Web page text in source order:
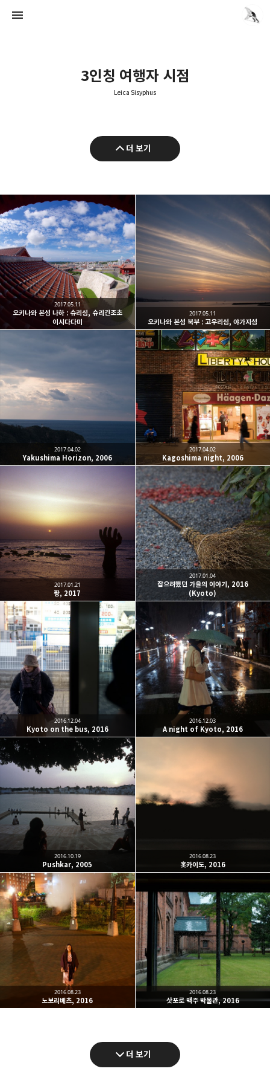
3인칭 여행자 시점
Leica Sisyphus
더 보기
오키나와 본섬 나하 : 슈리성, 슈리긴조초
이시다다미
2017.05.11
오키나와 본섬 북부 : 고우리섬, 야가지섬
2017.05.11
Yakushima Horizon, 2006
2017.04.02
Kagoshima night, 2006
2017.04.02
퐝, 2017
2017.01.21
잡으려했던 가을의 이야기, 2016
(Kyoto)
2017.01.04
Kyoto on the bus, 2016
2016.12.04
A night of Kyoto, 2016
2016.12.03
Pushkar, 2005
2016.10.19
홋카이도, 2016
2016.08.23
노보리베츠, 2016
2016.08.23
삿포로 맥주 박물관, 2016
2016.08.23
더 보기
Leica Sisyphus